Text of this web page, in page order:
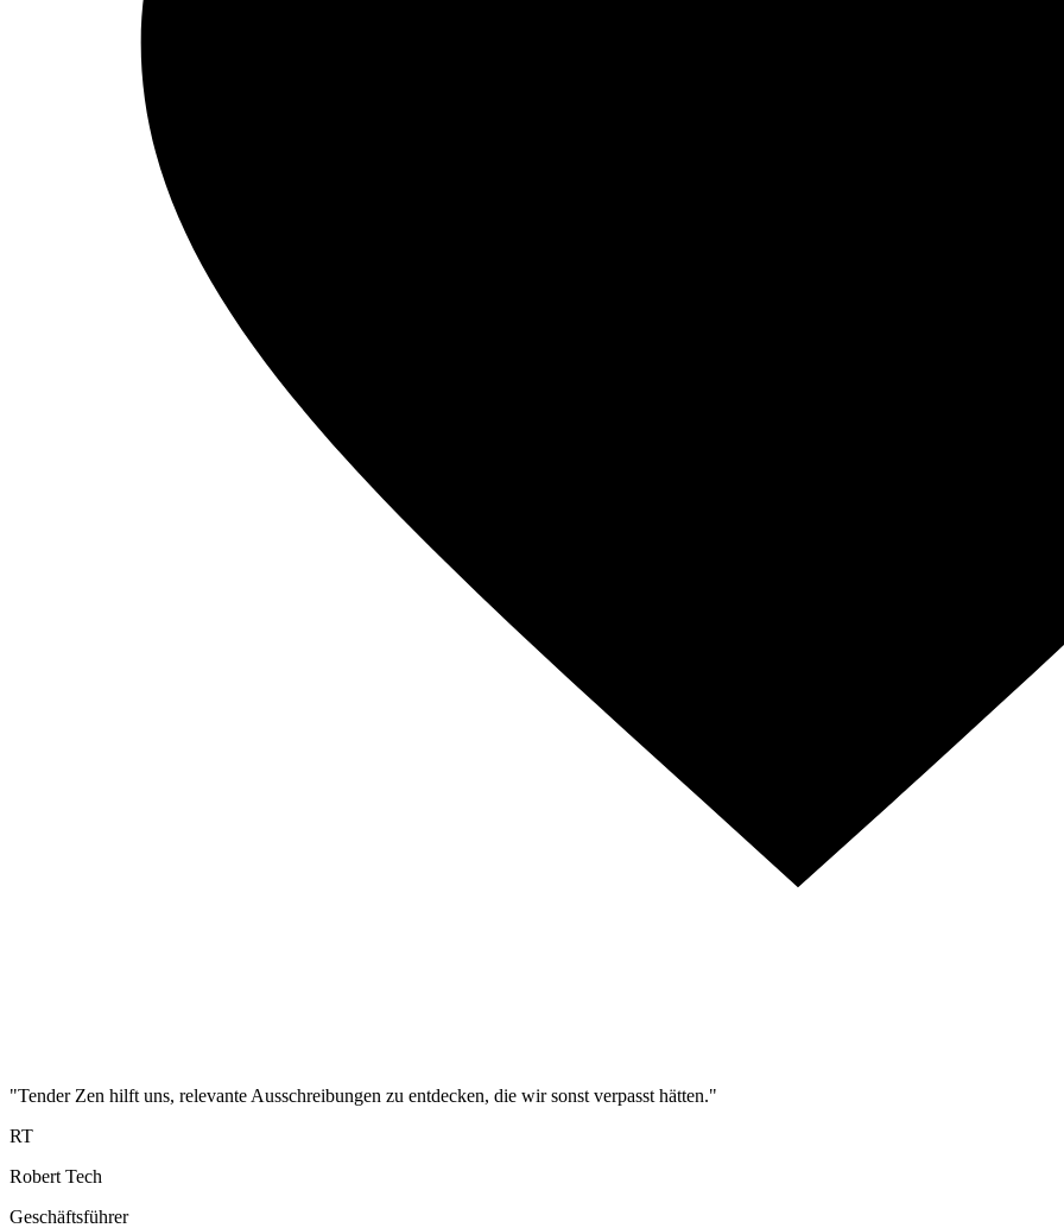
"Tender Zen hilft uns, relevante Ausschreibungen zu entdecken, die wir sonst verpasst hätten."
RT
Robert Tech
Geschäftsführer